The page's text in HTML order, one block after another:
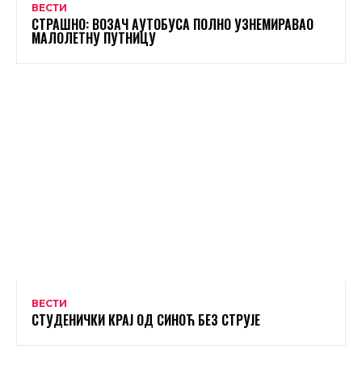
ВЕСТИ
СТРАШНО: ВОЗАЧ АУТОБУСА ПОЛНО УЗНЕМИРАВАО
МАЛОЛЕТНУ ПУТНИЦУ
ВЕСТИ
СТУДЕНИЧКИ КРАЈ ОД СИНОЋ БЕЗ СТРУЈЕ